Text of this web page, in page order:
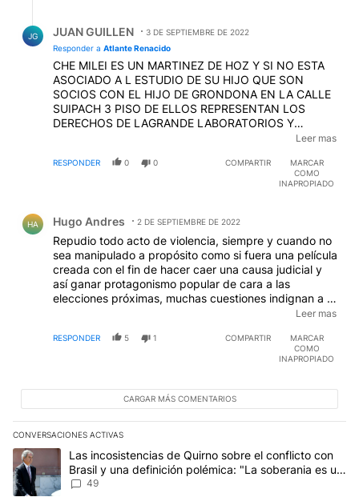
JG JUAN GUILLEN
3 DE SEPTIEMBRE DE 2022
Responder a Atlante Renacido
CHE MILEI ES UN MARTINEZ DE HOZ Y SI NO ESTA
ASOCIADO A L ESTUDIO DE SU HIJO QUE SON
SOCIOS CON EL HIJO DE GRONDONA EN LA CALLE
SUIPACH 3 PISO DE ELLOS REPRESENTAN LOS
DERECHOS DE LAGRANDE LABORATORIOS Y
EL PAIS CREE EN ESTQA LOCO LA ARGENTINA
Leer mas
RESPONDER 0 0 COMPARTIR
MARCAR
COMO
INAPROPIADO
HA Hugo Andres 2 DE SEPTIEMBRE DE 2022
Repudio todo acto de violencia, siempre y cuando no
sea manipulado a propósito como si fuera una película
creada con el fin de hacer caer una causa judicial y
así ganar protagonismo popular de cara a las
elecciones próximas, muchas cuestiones indignan a la
gente, desde la pelea fuera del ámbito judicial,
movilizaciones que solo perturban la paz social
molestando a vecinos y creando una tensión entre las
desconcierto personal y político que busca arremeter
contra lo que venga para no perder popularidad. A la
entre la multitud donde aparece la mano izquierda
portando un arma y se nota que el cargador no está
bien introducido en la pistola, y en la mano izquierda
del sujeto, todo parece una filmación de una película,
Leer mas
RESPONDER 5 1 COMPARTIR
MARCAR
COMO
INAPROPIADO
CARGAR MÁS COMENTARIOS
CONVERSACIONES ACTIVAS
Este listado muestra los artículos con más comentarios en los
Un artículo de tendencia con el título "Las incosistencias de
Las incosistencias de Quirno sobre el conflicto con
Brasil y una definición polémica: "La soberania es un
concepto antiguo"
49